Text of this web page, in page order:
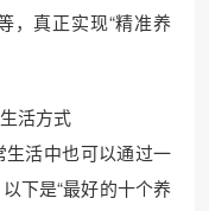
，真正实现“精准养
活方式
活中也可以通过一
下是“最好的十个养